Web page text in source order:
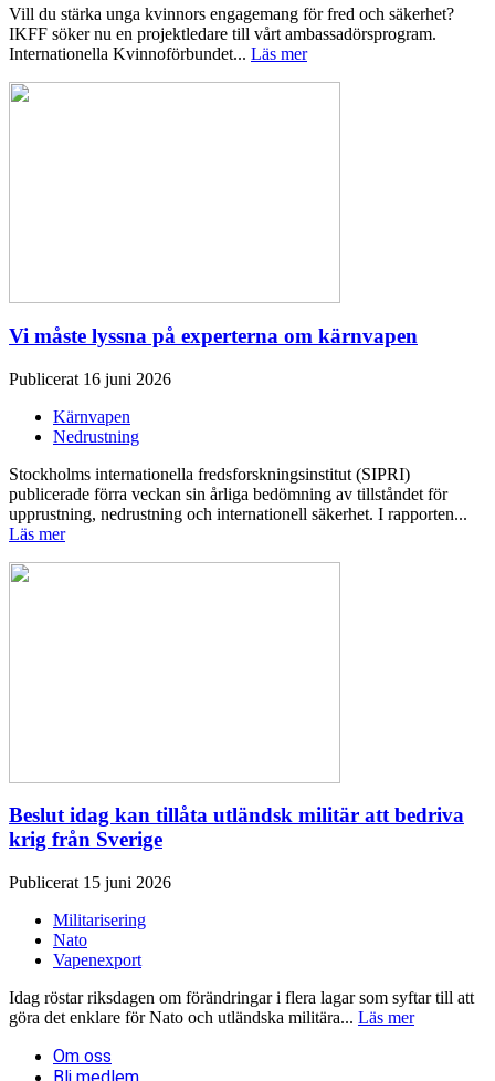
Vill du stärka unga kvinnors engagemang för fred och säkerhet?
IKFF söker nu en projektledare till vårt ambassadörsprogram.
Internationella Kvinnoförbundet... Läs mer
Vi måste lyssna på experterna om kärnvapen
Publicerat 16 juni 2026
Kärnvapen
Nedrustning
Stockholms internationella fredsforskningsinstitut (SIPRI)
publicerade förra veckan sin årliga bedömning av tillståndet för
upprustning, nedrustning och internationell säkerhet. I rapporten...
Läs mer
Beslut idag kan tillåta utländsk militär att bedriva
krig från Sverige
Publicerat 15 juni 2026
Militarisering
Nato
Vapenexport
Idag röstar riksdagen om förändringar i flera lagar som syftar till att
göra det enklare för Nato och utländska militära... Läs mer
Om oss